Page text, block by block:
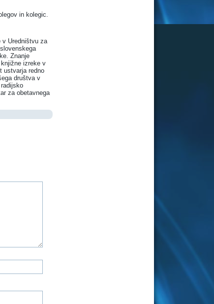
in kolegic.
v Uredništvu za
Znanje
izreke v
ustvarja redno
društva v
za obetavnega